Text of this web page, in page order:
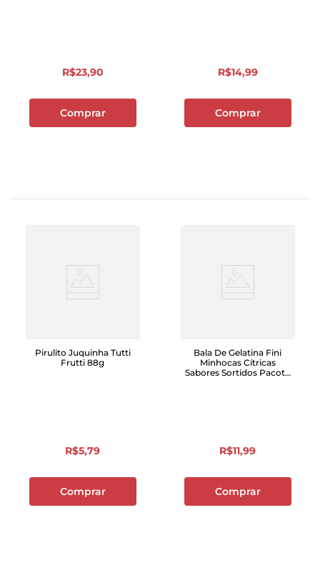
R$23,90
Comprar
R$14,99
Comprar
Pirulito Juquinha Tutti
Frutti 88g
R$5,79
Comprar
Bala De Gelatina Fini
Minhocas Cítricas
Sabores Sortidos Pacote
R$11,99
Comprar